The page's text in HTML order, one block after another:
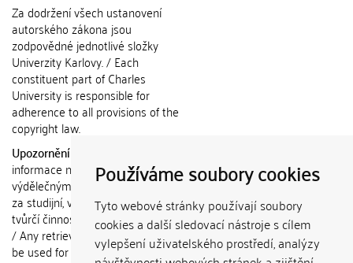
Používáme soubory cookies
Tyto webové stránky používají soubory
cookies a další sledovací nástroje s cílem
vylepšení uživatelského prostředí, analýzy
Za dodržení všech ustanovení
autorského zákona jsou
zodpovědné jednotlivé složky
Univerzity Karlovy. / Each
constituent part of Charles
University is responsible for
adherence to all provisions of the
copyright law.
Upozornění / Notice:
informace nemohou být použity k
výdělečným účelům nebo vydávány
za studijní, vědeckou nebo jinou
tvůrčí činnost jiné osoby než autora.
/ Any retrieved information shall not
be used for any commercial